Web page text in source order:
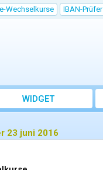
Wechselkurse IBAN-Prüfer
WIDGET
23 juni 2016